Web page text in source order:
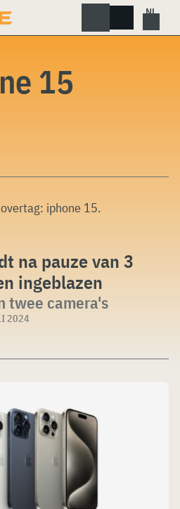
15
iphone 15.
na pauze van 3
ingeblazen
twee camera's
2024